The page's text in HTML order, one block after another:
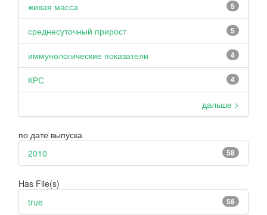
5
живая масса
5
среднесуточный прирост
4
иммунологические показатели
4
КРС
дальше >
по дате выпуска
58
2010
Has File(s)
58
true